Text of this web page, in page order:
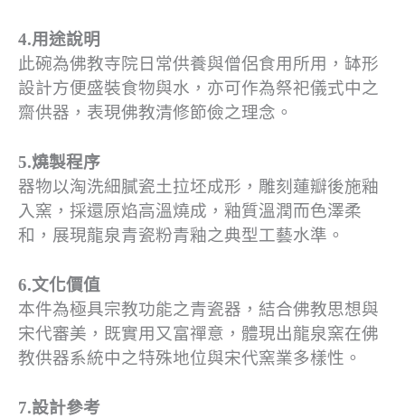
4.用途說明
此碗為佛教寺院日常供養與僧侶食用所用，缽形
設計方便盛裝食物與水，亦可作為祭祀儀式中之
齋供器，表現佛教清修節儉之理念。
5.燒製程序
器物以淘洗細膩瓷土拉坯成形，雕刻蓮瓣後施釉
入窯，採還原焰高溫燒成，釉質溫潤而色澤柔
和，展現龍泉青瓷粉青釉之典型工藝水準。
6.文化價值
本件為極具宗教功能之青瓷器，結合佛教思想與
宋代審美，既實用又富禪意，體現出龍泉窯在佛
教供器系統中之特殊地位與宋代窯業多樣性。
7.設計參考